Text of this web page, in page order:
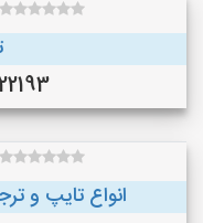
انواع تایپ و